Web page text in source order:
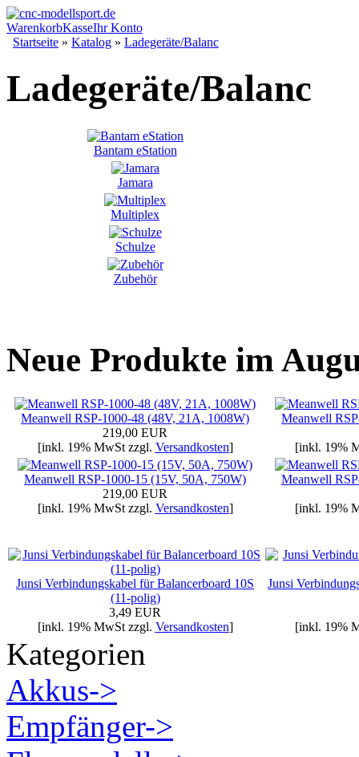
WarenkorbKasseIhr Konto
Startseite » Katalog » Ladegeräte/Balanc
Ladegeräte/Balanc
Bantam eStation
Jamara
Multiplex
Schulze
Zubehör
Neue Produkte im
Meanwell RSP-1000-48 (48V, 21A, 1008W)
219,00 EUR
[inkl. 19% MwSt zzgl. Versandkosten]
Meanwell
[inkl. 19%
Meanwell RSP-1000-15 (15V, 50A, 750W)
219,00 EUR
[inkl. 19% MwSt zzgl. Versandkosten]
Meanwell
[inkl. 19%
Junsi Verbindungskabel für Balancerboard 10S
(11-polig)
3,49 EUR
[inkl. 19% MwSt zzgl. Versandkosten]
Junsi
[inkl. 19%
Kategorien
Akkus->
Empfänger->